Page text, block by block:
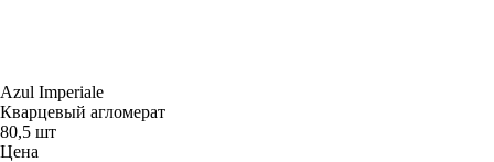
Azul Imperiale
Кварцевый агломерат
80,5 шт
Цена